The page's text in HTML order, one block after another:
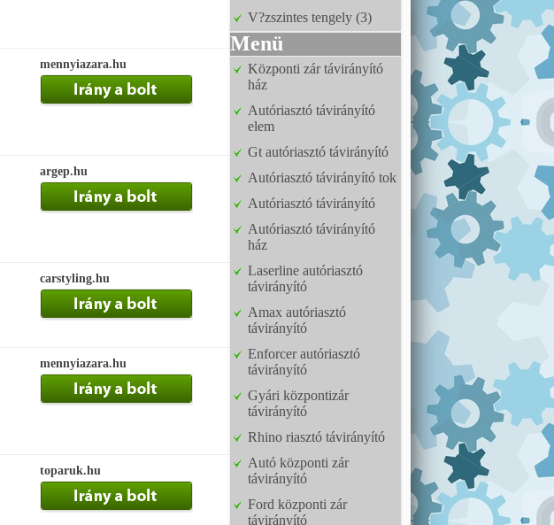
mennyiazara.hu
argep.hu
carstyling.hu
mennyiazara.hu
toparuk.hu
V?zszintes tengely (3)
Menü
Központi zár távirányító
ház
Autóriasztó távirányító
elem
Gt autóriasztó távirányító
Autóriasztó távirányító tok
Autóriasztó távirányító
Autóriasztó távirányító
ház
Laserline autóriasztó
távirányító
Amax autóriasztó
távirányító
Enforcer autóriasztó
távirányító
Gyári központizár
távirányító
Rhino riasztó távirányító
Autó központi zár
távirányító
Ford központi zár
távirányító